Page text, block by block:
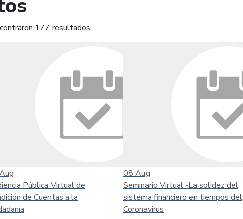
177 resultados.
Pública Virtual de
de Cuentas a la
08 Aug
Seminario Virtual -La solidez del
sistema financiero en tiempos del
Coronavirus